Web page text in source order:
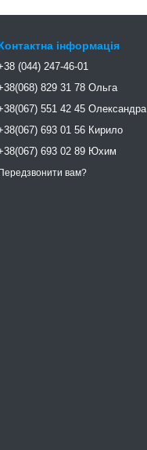
інформація
(044) 247-46-01
+38(068) 829 31 78 Ольга
+38(067) 551 42 45 Олександра
+38(067) 693 01 56 Кирило
+38(067) 693 02 89 Юхим
вам?